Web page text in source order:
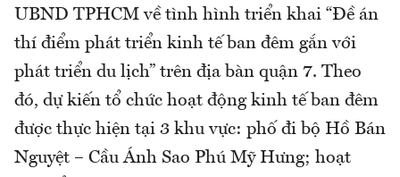
UBND TPHCM về tình hình triển khai “Đề án
thí điểm phát triển kinh tế ban đêm gắn với
phát triển du lịch” trên địa bàn quận 7. Theo
đó, dự kiến tổ chức hoạt động kinh tế ban đêm
được thực hiện tại 3 khu vực: phố đi bộ Hồ Bán
Nguyệt – Cầu Ánh Sao Phú Mỹ Hưng; hoạt